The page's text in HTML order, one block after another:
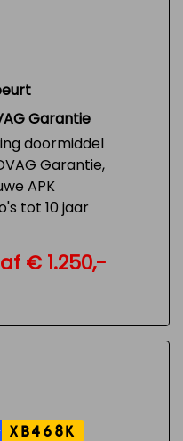
Garantie
doormiddel
Garantie,
APK
tot 10 jaar
€ 1.250,-
XB468K